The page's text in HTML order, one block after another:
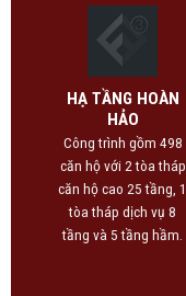
HẠ TẦNG HOÀN
HẢO
Công trình gồm 498
căn hộ với 2 tòa tháp
căn hộ cao 25 tầng, 1
tòa tháp dịch vụ 8
tầng và 5 tầng hầm.